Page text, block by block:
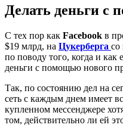
Делать деньги с
С тех пор как Facebook в
$19 млрд, на Цукерберга со
по поводу того, когда и как
деньги с помощью нового
Так, по состоянию дел на
сеть с каждым днем имеет
купленном мессенджере
том, действительно ли ей